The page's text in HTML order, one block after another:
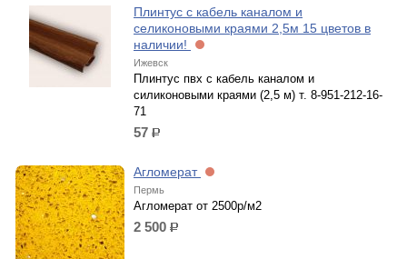
Плинтус с кабель каналом и
селиконовыми краями 2,5м 15 цветов в
наличии!
Ижевск
Плинтус пвх с кабель каналом и
силиконовыми краями (2,5 м) т. 8-951-212-16-
71
57 р.
Агломерат
Пермь
Агломерат от 2500р/м2
2 500 р.